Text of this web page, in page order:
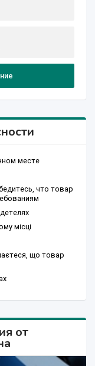
месте
что товар
місці
що товар
от